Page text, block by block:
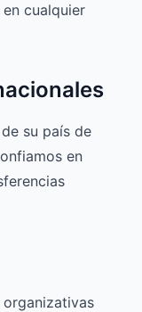
cualquier
su país de
en